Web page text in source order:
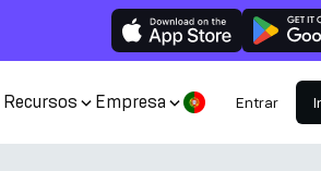
Recursos Empresa Entrar